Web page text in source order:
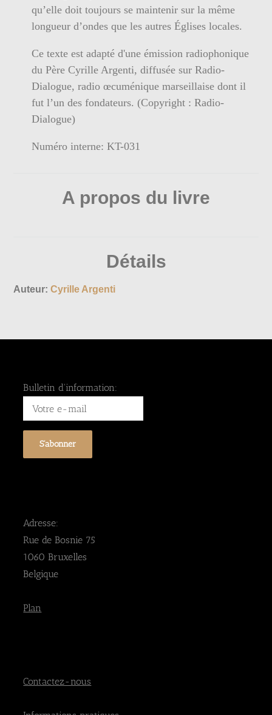
qu’elle doit toujours se maintenir sur la même
longueur d’ondes que les autres Églises locales.
Ce texte est adapté d'une émission radiophonique
du Père Cyrille Argenti, diffusée sur Radio-
Dialogue, radio œcuménique marseillaise dont il
fut l’un des fondateurs. (Copyright : Radio-
Dialogue)
Numéro interne: KT-031
A propos du livre
Détails
Auteur: Cyrille Argenti
Bulletin d'information:
Adresse:
Rue de Bosnie 75
1060 Bruxelles
Belgique
Plan
Contactez-nous